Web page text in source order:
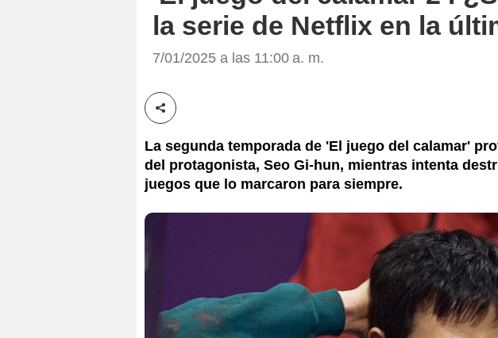
la serie de Netflix en la
7/01/2025 a las 11:00 a. m.
Compartir esta noticia
La segunda temporada de 'El juego del calamar'
del protagonista, Seo Gi-hun, mientras intenta
juegos que lo marcaron para siempre.